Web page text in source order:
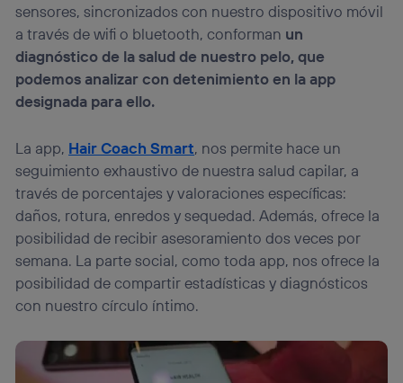
sensores, sincronizados con nuestro dispositivo móvil
a través de wifi o bluetooth, conforman un
diagnóstico de la salud de nuestro pelo, que
podemos analizar con detenimiento en la app
designada para ello.
La app, Hair Coach Smart, nos permite hace un
seguimiento exhaustivo de nuestra salud capilar, a
través de porcentajes y valoraciones específicas:
daños, rotura, enredos y sequedad. Además, ofrece la
posibilidad de recibir asesoramiento dos veces por
semana. La parte social, como toda app, nos ofrece la
posibilidad de compartir estadísticas y diagnósticos
con nuestro círculo íntimo.